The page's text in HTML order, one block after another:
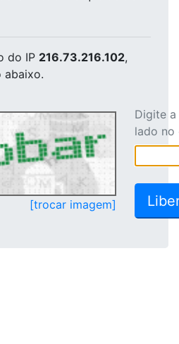
do IP 216.73.216.102,
abaixo.
[trocar imagem]
Digite
lado no